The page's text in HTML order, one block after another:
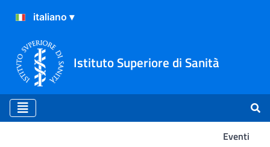
Istituto Superiore di Sanità
Eventi